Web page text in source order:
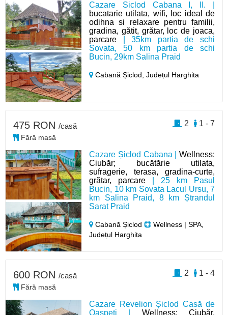
Cazare Siclod Cabana I, II. |
bucatarie utilata, wifi, loc ideal de
odihna si relaxare pentru familii,
gradina, gătit, grătar, loc de joaca,
parcare | 35km partia de schi
Sovata, 50 km partia de schi
Bucin, 29km Salina Praid
Cabană Șiclod,Județul Harghita
Cazare Șiclod Cabana | Wellness:
Ciubăr; bucătărie utilata,
sufragerie, terasa, gradina-curte,
grătar, parcare | 25 km Pasul
Bucin, 10 km Sovata Lacul Ursu, 7
km Salina Praid, 8 km Ștrandul
Sarat Praid
Cabană Șiclod
Wellness | SPA,
Județul Harghita
475 RON /casă
Fără masă
1 - 7
2
Cazare Revelion Șiclod Casă de
Oaspeți | Wellness: Ciubăr,
600 RON /casă
Fără masă
1 - 4
2